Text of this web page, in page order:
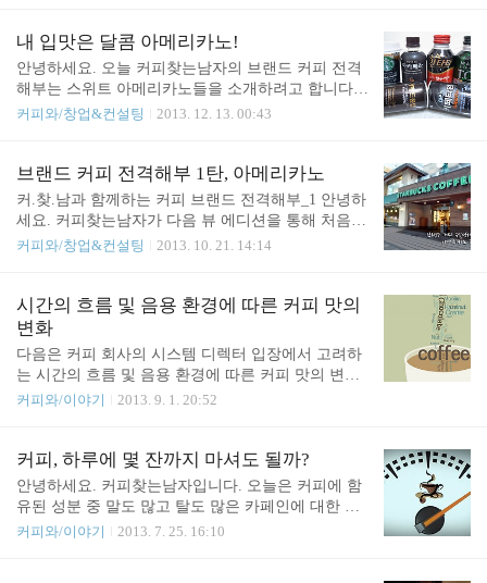
시 돌아봐도 양심에는 부끄러움 없이 작성을 했다고
생각합니다. 다만 어떤 브랜드의 경우 무조건 나쁜
단어만을 나열할 수 없어서, 해당 커피가 가지고 있
는 최소한의 장점을 칭찬했던 경우는 있습니다. 커피
회사들은 연간 수 차례 생두의 물량 공급에 따른 변
팅 포인트에 변화를 주기도 합니다. 따라서 과거의
자료를 가지고 현재의 커피를 얘기하는 것은 적절하
지 않을 수 있습니다. 참고 삼아 보시면 좋을 것 같습
니다..
내 입맛은 달콤 아메리카노!
안녕하세요. 오늘 커피찾는남자의 브랜드 커피 전격
해부는 스위트 아메리카노들을 소개하려고 합니다.
한번 스위트 아메리카노를 맛보도록 할까요? 편의점
는 직원 중에는 열성적으로 커피를 좋아해서 매일 같
이 인근 커피전문점에서 커피를 마시는 이들도 있지
만 A씨에게 커피 한 잔을 위해 4,000원을 투자하는
건 솔직히 조금 돈이 아까운 일이다. 편의점에서 두
리번 거리며 간단한 디저트 거리를 찾던 중 커피 코
고를까... 캬라멜 마끼아또에 제일 먼저 눈이 갔다. 그
러나 요즘 체중 관리가 조금 필요하다며 다른 건 없
을까 살펴본다. 아메리카노...는 내 입에 쓰기..
커피와/창업&컨설팅 2013. 12. 13. 00:43
브랜드 커피 전격해부 1탄, 아메리카노
커.찾.남과 함께하는 커피 브랜드 전격해부_1 안녕하
세요. 커피찾는남자가 다음 뷰 에디션을 통해 처음으
로 인사 드립니다. 얼마 전 가구당 커피당 커피 관련
해서 현재는 약 15,000개가 있다고 합니다. 그럼에도
불구하고 최근에는 더욱 다양한 브랜드가 한국 커피
시장에 진출하고 있는 것 같은데요. 커피 브랜드의
홍수 속에서 정작 브랜드 별로 커피에 어떤 차이가
있는지 잘 모르겠다는 이야기를 자주 듣곤 합니다.
커피찾는남자는 스타벅스, 커피빈, 엔젤리너스, 탐앤
대한 평가는 다분히 주관적일 수 밖에 없다는 것..
커피와/창업&컨설팅 2013. 10. 21. 14:14
시간의 흐름 및 음용 환경에 따른 커피 맛의
변화
다음은 커피 회사의 시스템 디렉터 입장에서 고려하
는 시간의 흐름 및 음용 환경에 따른 커피 맛의 변화
에 대한 내용입니다. * Flavor(플레이버)란?커피의 맛
작용으로 느끼는 감각(맛과 향)을 말합니다. 후각의
경우 미각과 관계없이 독립적으로 작용해서 향만을
느낄 수 있지만 미각의 경우 후각과 떼어놓고 생각할
수 없습니다. 미각은 오로지 단맛, 쓴맛, 신맛, 짠맛,
감칠맛만을 말하는데, 우리가 느끼는 다양한 음식의
커피와/이야기 2013. 9. 1. 20:52
커피, 하루에 몇 잔까지 마셔도 될까?
안녕하세요. 커피찾는남자입니다. 오늘은 커피에 함
유된 성분 중 말도 많고 탈도 많은 카페인에 대한 이
야기를 해보려고 합니다. 차나 각종 탄산음료, 쵸콜
커피와/이야기 2013. 7. 25. 16:10